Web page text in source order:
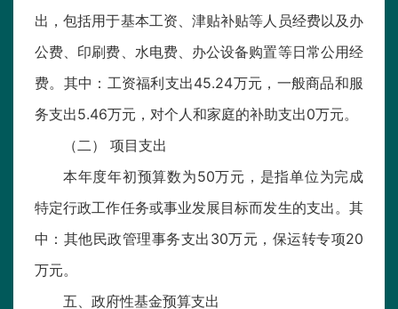
出，包括用于基本工资、津贴补贴等人员经费以及办
公费、印刷费、水电费、办公设备购置等日常公用经
费。其中：工资福利支出45.24万元，一般商品和服
务支出5.46万元，对个人和家庭的补助支出0万元。
（二） 项目支出
本年度年初预算数为50万元，是指单位为完成
特定行政工作任务或事业发展目标而发生的支出。其
中：其他民政管理事务支出30万元，保运转专项20
万元。
五、政府性基金预算支出